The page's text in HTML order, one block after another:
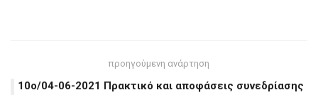
προηγούμενη ανάρτηση
10ο/04-06-2021 Πρακτικό και αποφάσεις συνεδρίασης